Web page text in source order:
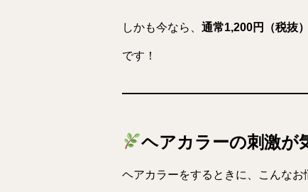
しかも今なら、 通常1,200円（税抜
です！
ヘアカラーの刺激が
ヘアカラーをするときに、こんなお